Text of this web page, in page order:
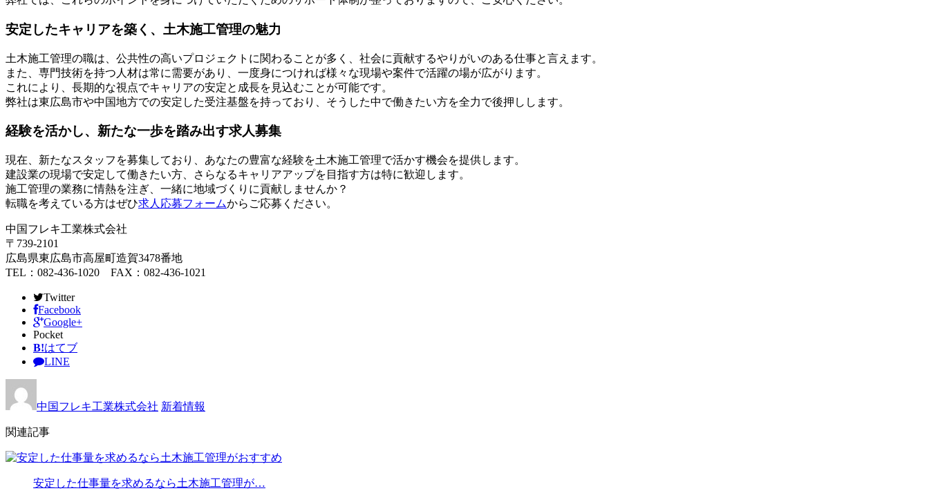
安定したキャリアを築く、土木施工管理の魅力
土木施工管理の職は、公共性の高いプロジェクトに関わることが多く、社会に貢献するやりがいのある仕事と言えます。
また、専門技術を持つ人材は常に需要があり、一度身につければ様々な現場や案件で活躍の場が広がります。
これにより、長期的な視点でキャリアの安定と成長を見込むことが可能です。
弊社は東広島市や中国地方での安定した受注基盤を持っており、そうした中で働きたい方を全力で後押しします。
経験を活かし、新たな一歩を踏み出す求人募集
現在、新たなスタッフを募集しており、あなたの豊富な経験を土木施工管理で活かす機会を提供します。
建設業の現場で安定して働きたい方、さらなるキャリアアップを目指す方は特に歓迎します。
施工管理の業務に情熱を注ぎ、一緒に地域づくりに貢献しませんか？
転職を考えている方はぜひ求人応募フォームからご応募ください。
中国フレキ工業株式会社
〒739-2101
広島県東広島市高屋町造賀3478番地
TEL：082-436-1020 FAX：082-436-1021
Twitter
Facebook
Google+
Pocket
B!はてブ
LINE
中国フレキ工業株式会社 新着情報
関連記事
安定した仕事量を求めるなら土木施工管理が…